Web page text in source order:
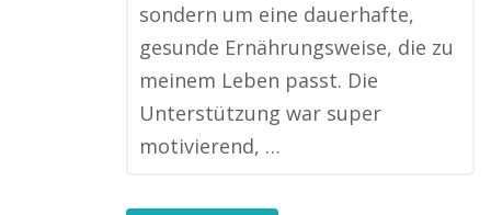
sondern um eine dauerhafte,
gesunde Ernährungsweise, die zu
meinem Leben passt. Die
Unterstützung war super
motivierend, …